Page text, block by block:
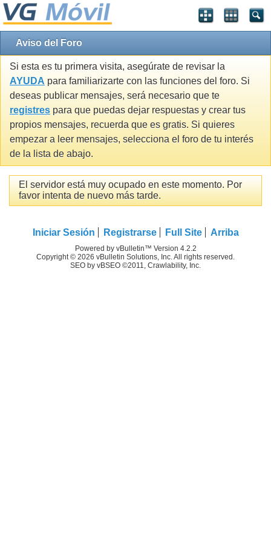
Aviso del Foro
Si esta es tu primera visita, asegúrate de revisar la
AYUDA para familiarizarte con las funciones del foro. Si
deseas publicar mensajes, será necesario que te
registres para que puedas dejar respuestas y crear tus
propios mensajes, recuerda que es gratis. Si quieres
empezar a leer mensajes, selecciona el foro de tu interés
de la lista de abajo.
El servidor está muy ocupado en este momento. Por
favor intenta de nuevo más tarde.
Iniciar Sesión Registrarse Full Site Arriba
Powered by vBulletin™ Version 4.2.2
Copyright © 2026 vBulletin Solutions, Inc. All rights reserved.
SEO by vBSEO ©2011, Crawlability, Inc.